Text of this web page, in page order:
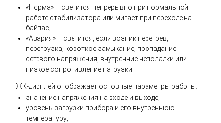
«Норма» – светится непрерывно при нормальной
работе стабилизатора или мигает при переходе на
байпас;
«Авария» – светится, если возник перегрев,
перегрузка, короткое замыкание, пропадание
сетевого напряжения, внутренние неполадки или
низкое сопротивление нагрузки.
ЖК-дисплей отображает основные параметры работы:
значение напряжения на входе и выходе;
уровень загрузки прибора и его внутреннюю
температуру;